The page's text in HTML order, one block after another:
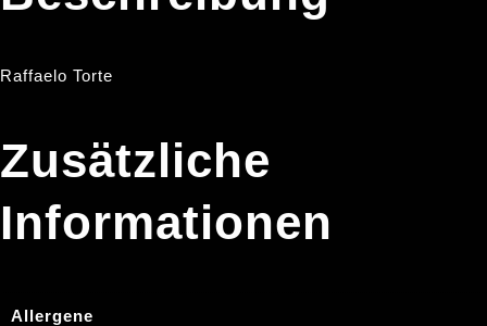
Raffaelo Torte
Zusätzliche
Informationen
Allergene